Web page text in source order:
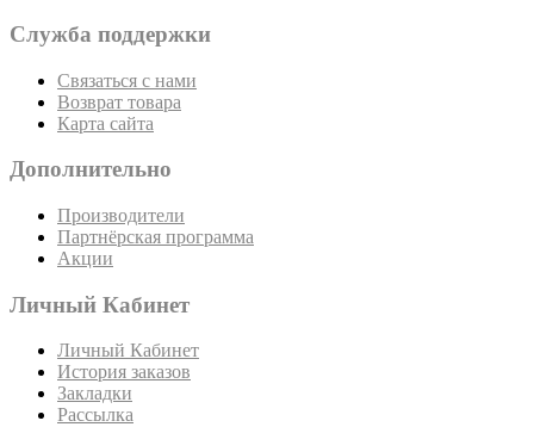
Служба поддержки
Связаться с нами
Возврат товара
Карта сайта
Дополнительно
Производители
Партнёрская программа
Акции
Личный Кабинет
Личный Кабинет
История заказов
Закладки
Рассылка